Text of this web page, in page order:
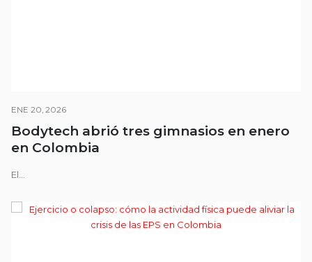
ENE 20, 2026
Bodytech abrió tres gimnasios en enero
en Colombia
El...